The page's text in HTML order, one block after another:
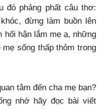
đó phảng phất câu thơ:
đừng làm buồn lên
hối hận lắm mẹ ạ, những
sống thấp thỏm trong
tâm đến cha mẹ bạn?
nhớ hãy đọc bài viết